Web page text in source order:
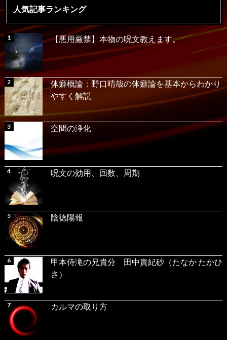
人気記事ランキング
【悪用厳禁】本物の呪文教えます。
体癖概論：野口晴哉の体癖論を基本からわかり
やすく解説
空間の浄化
呪文の効用、回数、周期
陰徳陽報
甲本侍滝の兄貴分 田中貴紀砂（たなか たかひ
さ）
カルマの取り方